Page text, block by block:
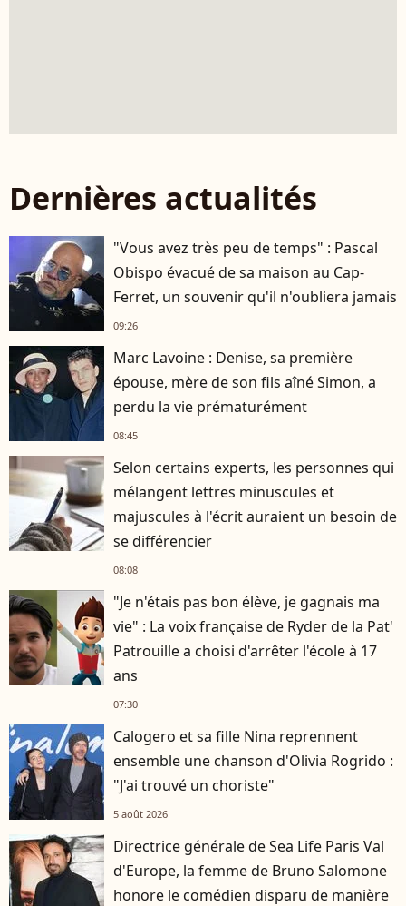
Dernières actualités
"Vous avez très peu de temps" : Pascal
Obispo évacué de sa maison au Cap-
Ferret, un souvenir qu'il n'oubliera jamais
09:26
Marc Lavoine : Denise, sa première
épouse, mère de son fils aîné Simon, a
perdu la vie prématurément
08:45
Selon certains experts, les personnes qui
mélangent lettres minuscules et
majuscules à l'écrit auraient un besoin de
se différencier
08:08
"Je n'étais pas bon élève, je gagnais ma
vie" : La voix française de Ryder de la Pat'
Patrouille a choisi d'arrêter l'école à 17
ans
07:30
Calogero et sa fille Nina reprennent
ensemble une chanson d'Olivia Rogrido :
"J'ai trouvé un choriste"
5 août 2026
Directrice générale de Sea Life Paris Val
d'Europe, la femme de Bruno Salomone
honore le comédien disparu de manière